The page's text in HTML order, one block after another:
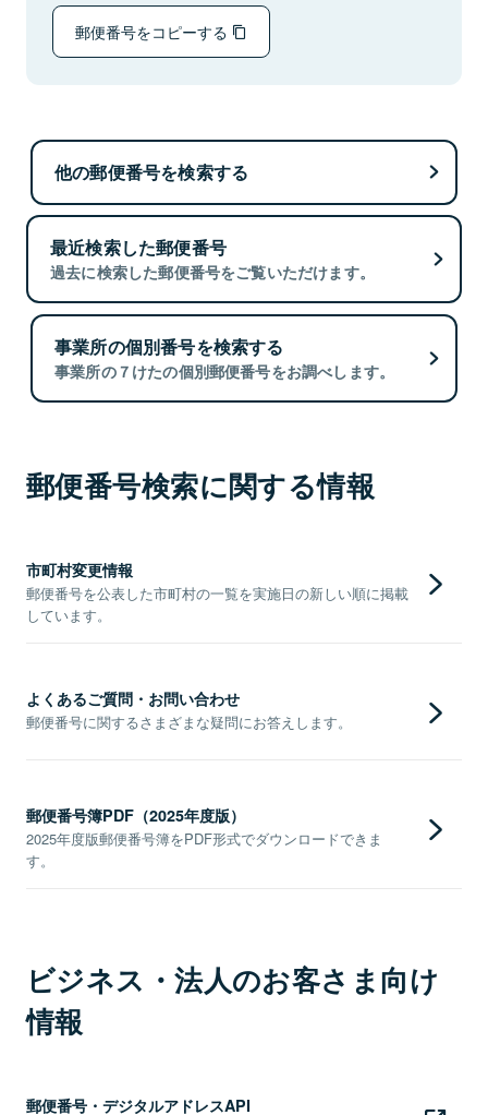
郵便番号をコピーする
他の郵便番号を検索する
最近検索した郵便番号
過去に検索した郵便番号をご覧いただけます。
事業所の個別番号を検索する
事業所の７けたの個別郵便番号をお調べします。
郵便番号検索に関する情報
市町村変更情報
郵便番号を公表した市町村の一覧を実施日の新しい順に掲載
しています。
よくあるご質問・お問い合わせ
郵便番号に関するさまざまな疑問にお答えします。
郵便番号簿PDF（2025年度版）
2025年度版郵便番号簿をPDF形式でダウンロードできま
す。
ビジネス・法人のお客さま向け
情報
郵便番号・デジタルアドレスAPI